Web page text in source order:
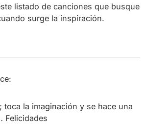
listado de canciones que busque
surge la inspiración.
toca la imaginación y se hace una
Felicidades